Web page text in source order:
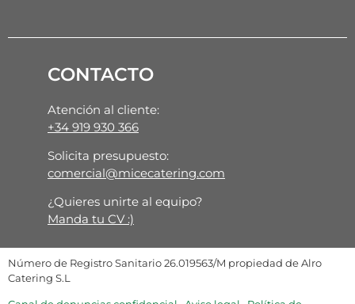
CONTACTO
Atención al cliente:
+34 919 930 366
Solicita presupuesto:
comercial@micecatering.com
¿Quieres unirte al equipo?
Manda tu CV :)
Número de Registro Sanitario 26.019563/M propiedad de Alro
Catering S.L